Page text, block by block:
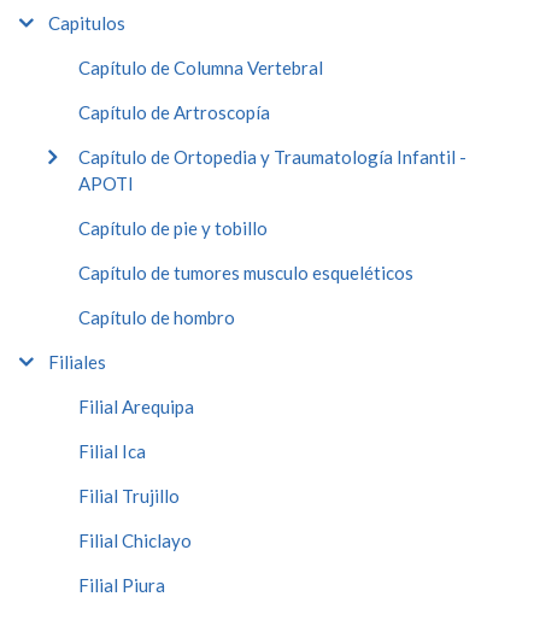
Capitulos
Capítulo de Columna Vertebral
Capítulo de Artroscopía
Capítulo de Ortopedia y Traumatología Infantil -
APOTI
Capítulo de pie y tobillo
Capítulo de tumores musculo esqueléticos
Capítulo de hombro
Filiales
Filial Arequipa
Filial Ica
Filial Trujillo
Filial Chiclayo
Filial Piura